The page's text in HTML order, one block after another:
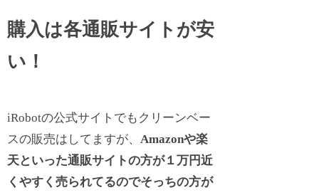
購入は各通販サイトが安
い！
iRobotの公式サイトでもクリーンベー
スの販売はしてますが、 Amazonや楽
天といった通販サイトの方が１万円近
くやすく売られてるのでそっちの方が